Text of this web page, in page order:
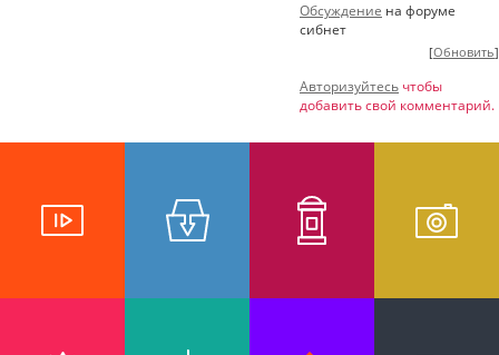
Обсуждение на форуме
сибнет
[Обновить]
Авторизуйтесь чтобы
добавить свой комментарий.